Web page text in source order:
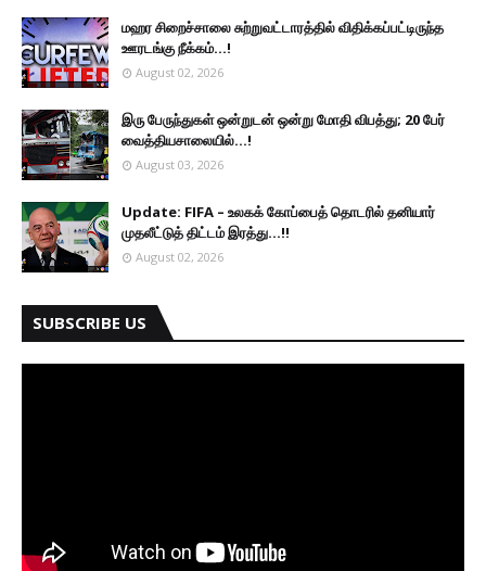
மஹர சிறைச்சாலை சுற்றுவட்டாரத்தில் விதிக்கப்பட்டிருந்த
ஊரடங்கு நீக்கம்...!
August 02, 2026
இரு ப‍ேருந்துகள் ஒன்றுடன் ஒன்று மோதி விபத்து; 20 பேர்
வைத்தியசாலையில்...!
August 03, 2026
Update: FIFA – உலகக் கோப்பைத் தொடரில் தனியார்
முதலீட்டுத் திட்டம் இரத்து...!!
August 02, 2026
SUBSCRIBE US